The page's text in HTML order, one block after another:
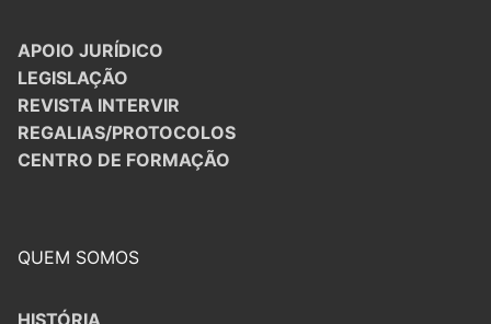
APOIO JURÍDICO
LEGISLAÇÃO
REVISTA INTERVIR
REGALIAS/PROTOCOLOS
CENTRO DE FORMAÇÃO
QUEM SOMOS
HISTÓRIA